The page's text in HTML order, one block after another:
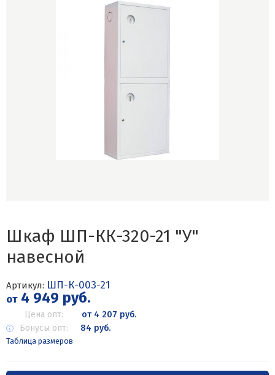
Шкаф ШП-КК-320-21 "У"
навесной
Артикул: ШП-К-003-21
от4 949 руб.
Цена опт:
от 4 207 руб.
Бонусы опт:
84 руб.
Таблица размеров